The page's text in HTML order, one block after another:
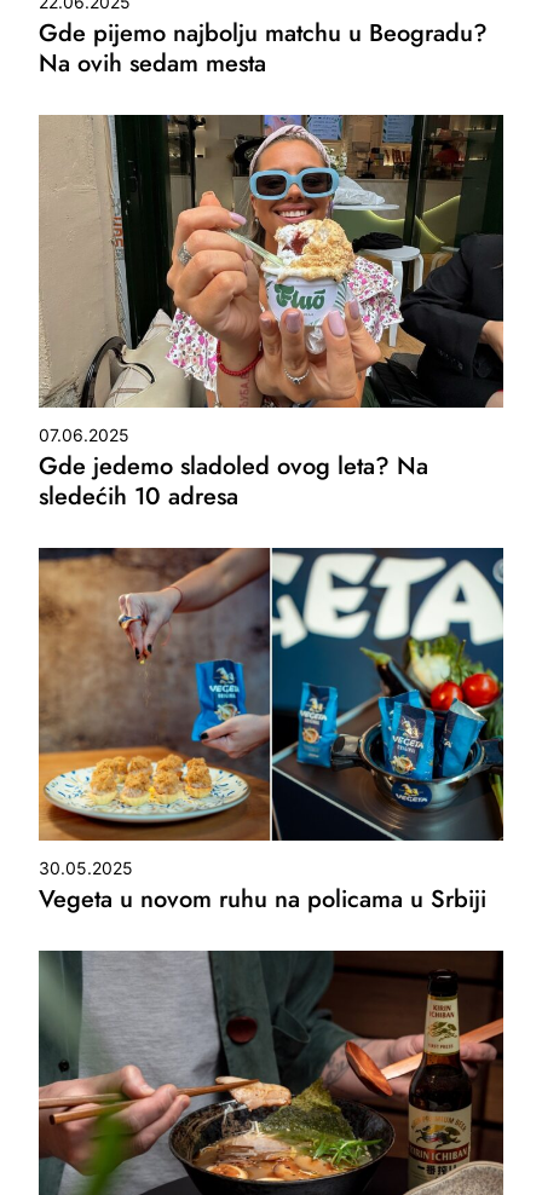
Gde pijemo najbolju matchu u Beogradu?
Na ovih sedam mesta
07.06.2025
Gde jedemo sladoled ovog leta? Na
sledećih 10 adresa
30.05.2025
Vegeta u novom ruhu na policama u Srbiji